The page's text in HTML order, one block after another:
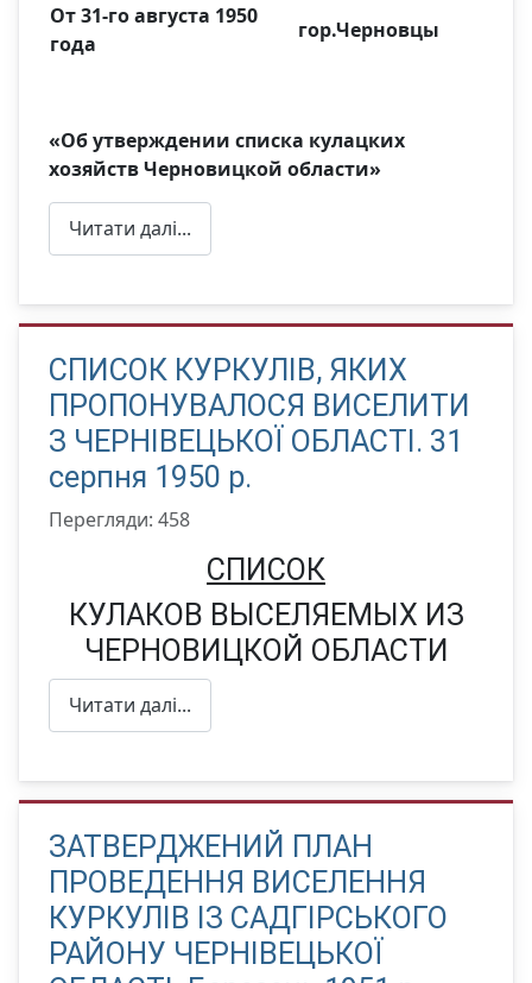
От 31-го августа 1950
года
гор.Черновцы
«Об утверждении списка кулацких
хозяйств Черновицкой области»
Читати далі...
СПИСОК КУРКУЛІВ, ЯКИХ
ПРОПОНУВАЛОСЯ ВИСЕЛИТИ
З ЧЕРНІВЕЦЬКОЇ ОБЛАСТІ. 31
серпня 1950 р.
Перегляди: 458
СПИСОК
КУЛАКОВ ВЫСЕЛЯЕМЫХ ИЗ
ЧЕРНОВИЦКОЙ ОБЛАСТИ
Читати далі...
ЗАТВЕРДЖЕНИЙ ПЛАН
ПРОВЕДЕННЯ ВИСЕЛЕННЯ
КУРКУЛІВ ІЗ САДГІРСЬКОГО
РАЙОНУ ЧЕРНІВЕЦЬКОЇ